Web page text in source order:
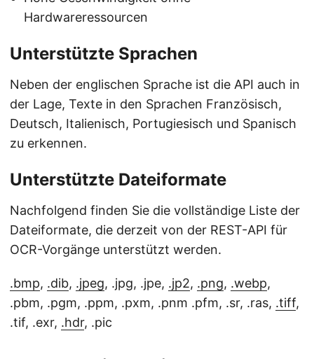
Hardwareressourcen
Unterstützte Sprachen
Neben der englischen Sprache ist die API auch in
der Lage, Texte in den Sprachen Französisch,
Deutsch, Italienisch, Portugiesisch und Spanisch
zu erkennen.
Unterstützte Dateiformate
Nachfolgend finden Sie die vollständige Liste der
Dateiformate, die derzeit von der REST-API für
OCR-Vorgänge unterstützt werden.
.bmp, .dib, .jpeg, .jpg, .jpe, .jp2, .png, .webp,
.pbm, .pgm, .ppm, .pxm, .pnm .pfm, .sr, .ras, .tiff,
.tif, .exr, .hdr, .pic